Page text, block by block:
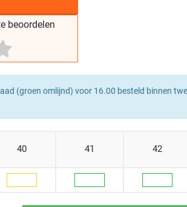
beoordelen
(groen omlijnd) voor 16.00 besteld binnen
40 41 42